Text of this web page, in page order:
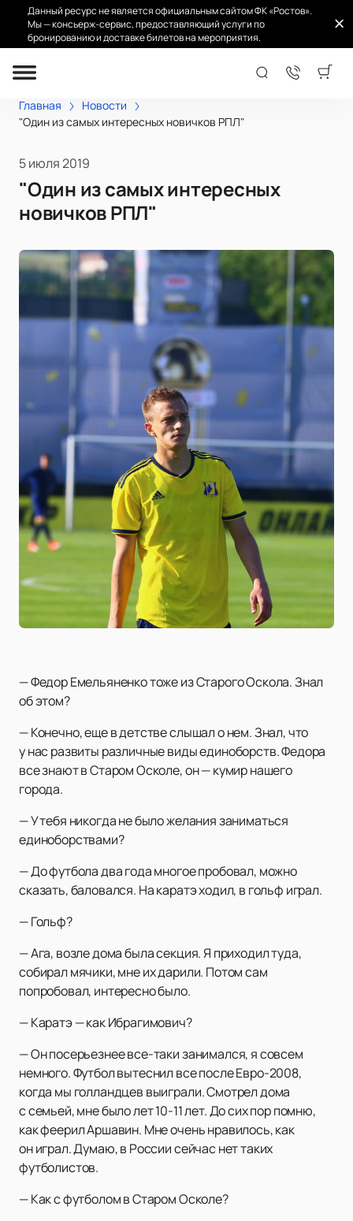
Данный ресурс не является официальным сайтом ФК «Ростов».
Мы — консьерж-сервис, предоставляющий услуги по
бронированию и доставке билетов на мероприятия.
Главная
Новости
"Один из самых интересных новичков РПЛ"
5 июля 2019
"Один из самых интересных
новичков РПЛ"
— Федор Емельяненко тоже из Старого Оскола. Знал
об этом?
— Конечно, еще в детстве слышал о нем. Знал, что
у нас развиты различные виды единоборств. Федора
все знают в Старом Осколе, он — кумир нашего
города.
— У тебя никогда не было желания заниматься
единоборствами?
— До футбола два года многое пробовал, можно
сказать, баловался. На каратэ ходил, в гольф играл.
— Гольф?
— Ага, возле дома была секция. Я приходил туда,
собирал мячики, мне их дарили. Потом сам
попробовал, интересно было.
— Каратэ — как Ибрагимович?
— Он посерьезнее все-таки занимался, я совсем
немного. Футбол вытеснил все после Евро-2008,
когда мы голландцев выиграли. Смотрел дома
с семьей, мне было лет 10-11 лет. До сих пор помню,
как феерил Аршавин. Мне очень нравилось, как
он играл. Думаю, в России сейчас нет таких
футболистов.
— Как с футболом в Старом Осколе?